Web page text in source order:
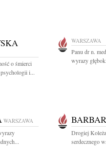
o śmierci
i...
WARSZAWA
Panu dr n.
wyrazy
WARSZAWA
Drogiej
serdecznego